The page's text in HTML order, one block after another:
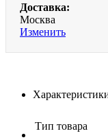
Доставка:
Москва
Изменить
Тип товара